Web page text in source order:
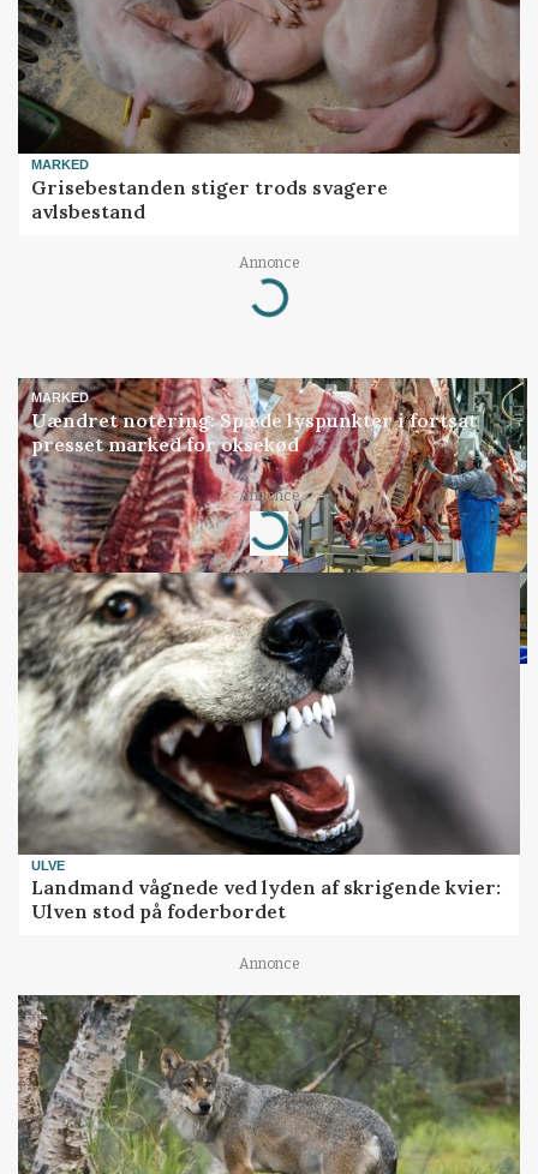
MARKED
Grisebestanden stiger trods svagere
avlsbestand
Annonce
Loading...
MARKED
Uændret notering: Spæde lyspunkter i fortsat
presset marked for oksekød
Annonce
Loading...
ULVE
Landmand vågnede ved lyden af skrigende kvier:
Ulven stod på foderbordet
Annonce